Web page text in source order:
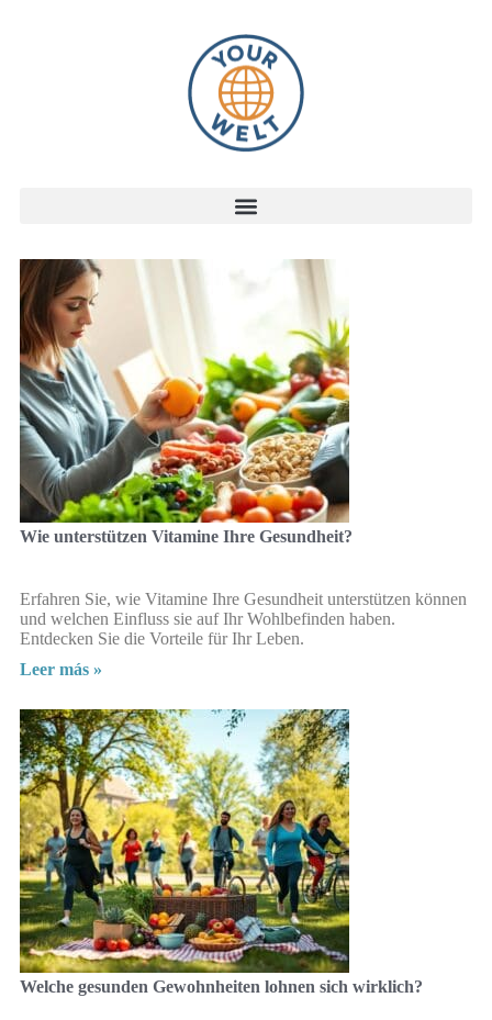
Wie unterstützen Vitamine Ihre Gesundheit?
Erfahren Sie, wie Vitamine Ihre Gesundheit unterstützen können
und welchen Einfluss sie auf Ihr Wohlbefinden haben.
Entdecken Sie die Vorteile für Ihr Leben.
Leer más »
Welche gesunden Gewohnheiten lohnen sich wirklich?